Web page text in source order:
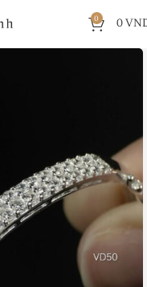
0
0